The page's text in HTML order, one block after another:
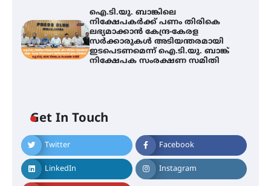
ഐ.ടി.യു. ബാങ്കിലെ
നിക്ഷേപകർക്ക് പണം തിരികെ
ലഭ്യമാക്കാൻ കേന്ദ്ര-കേരള
സർക്കാരുകൾ അടിയന്തരമായി
ഇടപെടണമെന്ന് ഐ.ടി.യു. ബാങ്ക്
നിക്ഷേപക സംരക്ഷണ സമിതി
Get In Touch
Twitter Facebook
LinkedIn Instagram
ഇരിങ്ങാലക്കുട – ഗുരുവായൂർ –
താനൂർ റെയിൽപാത
യാഥാർത്ഥ്യമാകുന്നു
നിക്ഷേപകർക്ക് പണം തിരികെ
ലഭ്യമാക്കാൻ കേന്ദ്ര-കേരള
സർക്കാരുകൾ അടിയന്തരമായി
ഇടപെടണമെന്ന് ഐ.ടി.യു. ബാങ്ക്
നിക്ഷേപക സംരക്ഷണ സമിതി